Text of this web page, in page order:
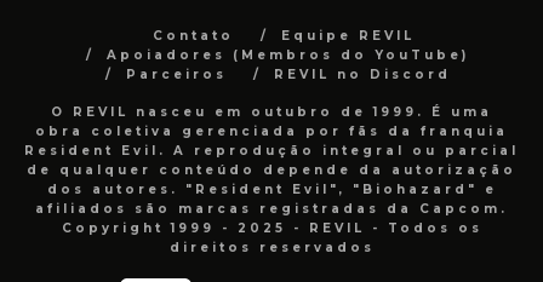
Contato
Equipe REVIL
Apoiadores (Membros do YouTube)
Parceiros
REVIL no Discord
O REVIL nasceu em outubro de 1999. É uma
obra coletiva gerenciada por fãs da franquia
Resident Evil. A reprodução integral ou parcial
de qualquer conteúdo depende da autorização
dos autores. "Resident Evil", "Biohazard" e
afiliados são marcas registradas da Capcom.
Copyright 1999 - 2025 - REVIL - Todos os
direitos reservados